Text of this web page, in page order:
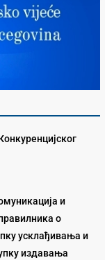
и
о
усклађивања и
издавања